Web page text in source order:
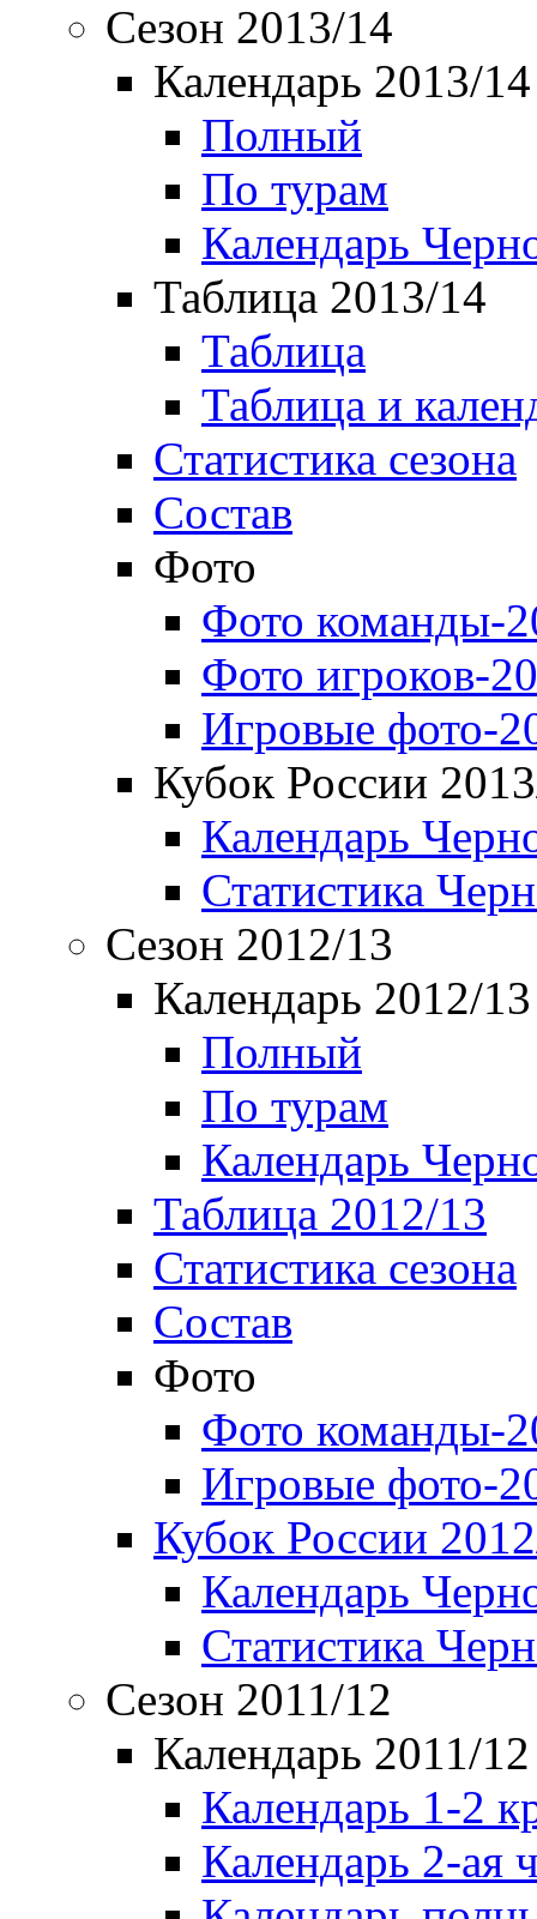
Сезон 2013/14
Календарь 2013/14
Полный
По турам
Календарь
Таблица 2013/14
Таблица
Таблица и
Статистика сезона
Состав
Фото
Фото команды-
Фото игроков-
Игровые фото-
Кубок России
Календарь
Статистика
Сезон 2012/13
Календарь 2012/13
Полный
По турам
Календарь
Таблица 2012/13
Статистика сезона
Состав
Фото
Фото команды-
Игровые фото-
Кубок России
Календарь
Статистика
Сезон 2011/12
Календарь 2011/12
Календарь 1-2
Календарь 2-ая